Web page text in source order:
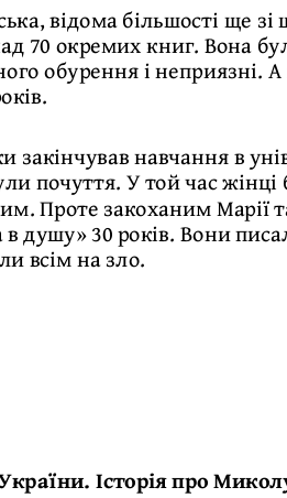
відома більшості ще
70 окремих книг. Вона
обурення і
навчання в
почуття. У той час
Проте закоханим
30 років. Вони
всім на зло.
Історія про